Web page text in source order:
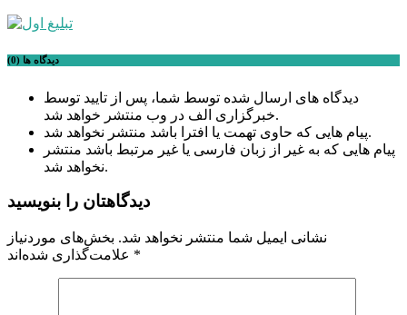
دیدگاه ها (0)
دیدگاه های ارسال شده توسط شما، پس از تایید توسط
خبرگزاری الف در وب منتشر خواهد شد.
پیام هایی که حاوی تهمت یا افترا باشد منتشر نخواهد شد.
پیام هایی که به غیر از زبان فارسی یا غیر مرتبط باشد منتشر
نخواهد شد.
دیدگاهتان را بنویسید
نشانی ایمیل شما منتشر نخواهد شد. بخش‌های موردنیاز
*